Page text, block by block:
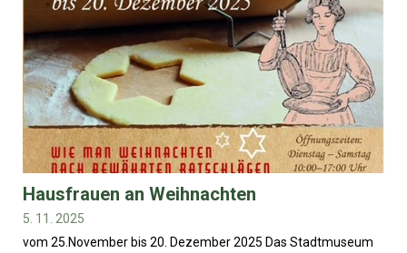
Hausfrauen an Weihnachten
5. 11. 2025
vom 25.November bis 20. Dezember 2025 Das Stadtmuseum